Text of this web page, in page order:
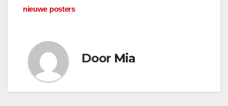
nieuwe posters
Door Mia